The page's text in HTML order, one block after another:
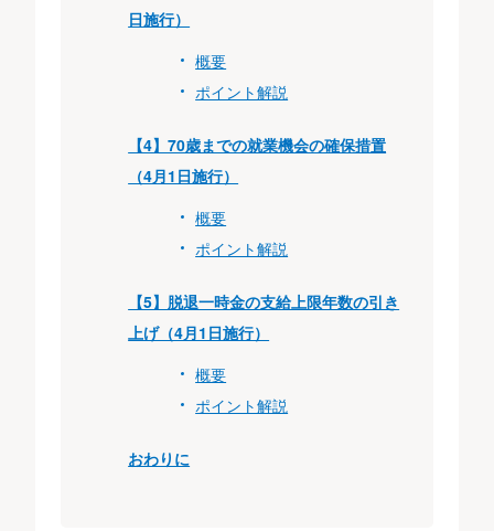
日施行）
概要
ポイント解説
【4】70歳までの就業機会の確保措置
（4月1日施行）
概要
ポイント解説
【5】脱退一時金の支給上限年数の引き
上げ（4月1日施行）
概要
ポイント解説
おわりに